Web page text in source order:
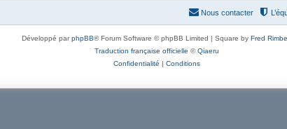
Nous contacter
Développé parphpBB® Forum Software © phpBB Limited | Square by Fred
Traduction française officielle ©Qiaeru
Confidentialité | Conditions